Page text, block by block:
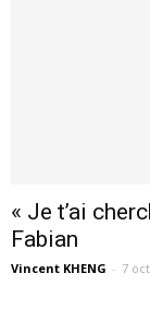
« Je t’ai
Fabian
Vincent KHENG - 7